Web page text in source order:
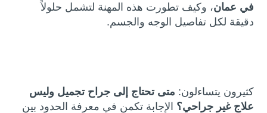
في عمان، وكيف تطورت هذه المهنة لتشمل حلولاً
دقيقة لكل تفاصيل الوجه والجسم.
كثيرون يتساءلون: متى تحتاج إلى جراح تجميل وليس
علاج غير جراحي؟ الإجابة تكمن في معرفة الحدود بين